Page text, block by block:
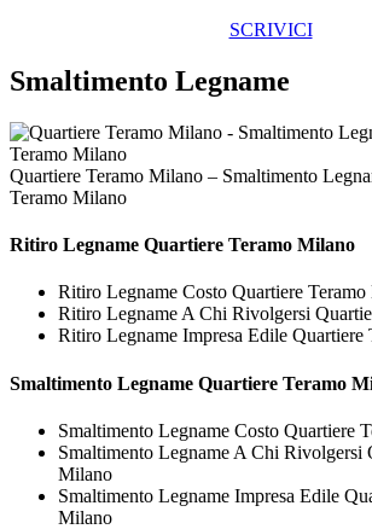
SCRIVICI
Smaltimento Legname
Quartiere Teramo Milano – Smaltimento
Teramo Milano
Ritiro Legname Quartiere Teramo Milano
Ritiro Legname Costo Quartiere
Ritiro Legname A Chi Rivolgersi
Ritiro Legname Impresa Edile Quartiere
Smaltimento Legname Quartiere Teramo
Smaltimento Legname Costo Quartiere
Smaltimento Legname A Chi Rivolgersi
Milano
Smaltimento Legname Impresa Edile
Milano